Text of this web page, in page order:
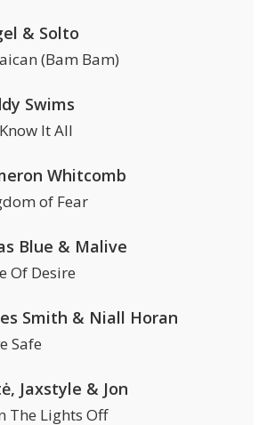
& Solto
(Bam Bam)
Swims
It All
Whitcomb
of Fear
Blue & Malive
Of Desire
Smith & Niall Horan
Safe
Jaxstyle & Jon
The Lights Off